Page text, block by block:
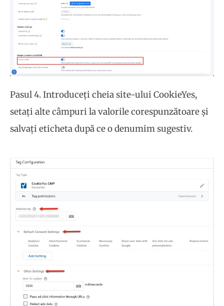
Pasul 4. Introduceți cheia site-ului CookieYes,
setați alte câmpuri la valorile corespunzătoare și
salvați eticheta după ce o denumim sugestiv.